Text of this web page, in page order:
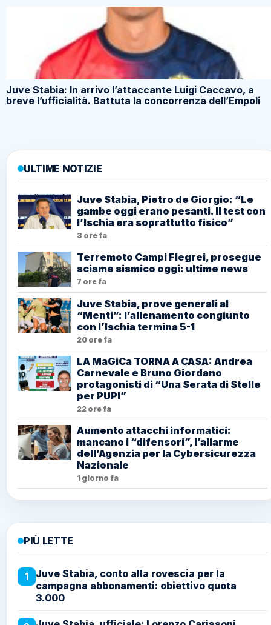
Juve Stabia: In arrivo l’attaccante Luigi Caccavo, a
breve l’ufficialità. Battuta la concorrenza dell’Empoli
ULTIME NOTIZIE
Juve Stabia, Pietro de Giorgio: “Le
gambe oggi erano pesanti. Il test con
l’Ischia era soprattutto fisico”
3 ore fa
Terremoto Campi Flegrei, prosegue
sciame sismico oggi: ultime news
7 ore fa
Juve Stabia, prove generali al
“Menti”: l’allenamento congiunto
con l’Ischia termina 5-1
20 ore fa
LA MaGiCa TORNA A CASA: Andrea
Carnevale e Bruno Giordano
protagonisti di “Una Serata di Stelle
per PUPI”
22 ore fa
Aumento attacchi informatici:
mancano i “difensori”, l’allarme
dell’Agenzia per la Cybersicurezza
Nazionale
1 giorno fa
PIÙ LETTE
1
Juve Stabia, conto alla rovescia per la
campagna abbonamenti: obiettivo quota
3.000